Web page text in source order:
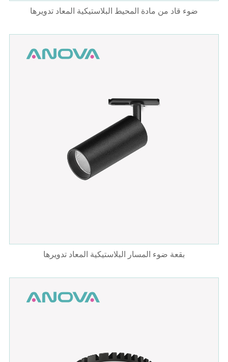
ضوء قاد من مادة المحيط البلاستيكية المعاد تدويرها
بقعة ضوء المسار البلاستيكية المعاد تدويرها